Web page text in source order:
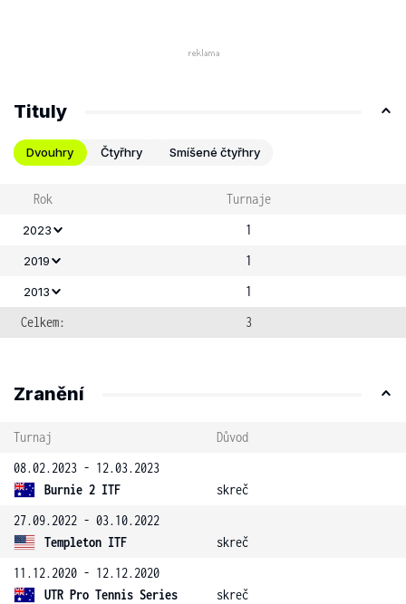
Tituly
Dvouhry Čtyřhry Smíšené čtyřhry
Rok Turnaje
2023 1
2019 1
2013
1
Celkem:
3
Zranění
Turnaj
Důvod
08.02.2023 - 12.03.2023
Burnie 2 ITF
skreč
27.09.2022 - 03.10.2022
Templeton ITF
skreč
11.12.2020 - 12.12.2020
UTR Pro Tennis Series
skreč